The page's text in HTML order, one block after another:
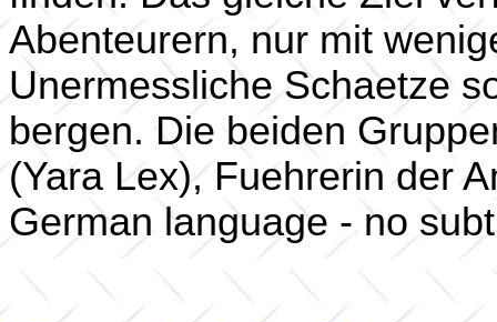
Abenteurern, nur mit
Unermessliche Schaetze
bergen. Die beiden
(Yara Lex), Fuehrerin der
German language - no